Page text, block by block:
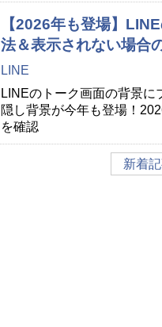
【2026年も登場】
法＆表示されない場合
LINE
LINEのトーク画面の背景
隠し背景が今年も登場！
を確認
新着